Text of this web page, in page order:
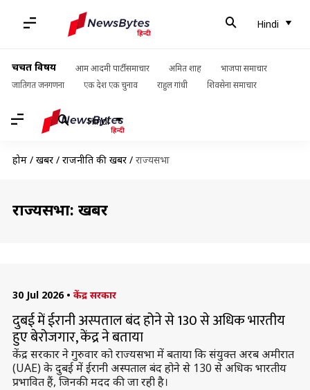
Hindi
चर्चित विषय आम आदमी पार्टी समाचार अमित शाह
भाजपा समाचार
जातिगत जनगणना
एक देश एक चुनाव राहुल गांधी शिवसेना समाचार
Hindi
होम / खबरें / राजनीति की खबरें / राज्यसभा
राज्यसभा: खबरें
30 Jul 2026 • केंद्र सरकार
दुबई में ईरानी अस्पताल बंद होने से 130 से अधिक भारतीय
हुए बेरोजगार, केंद्र ने बताया
केंद्र सरकार ने गुरुवार को राज्यसभा में बताया कि संयुक्त अरब अमीरात
(UAE) के दुबई में ईरानी अस्पताल बंद होने से 130 से अधिक भारतीय
प्रभावित हैं, जिनकी मदद की जा रही है।